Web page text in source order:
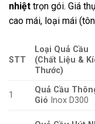
nhiệt trọn gói. Giá
cao mái, loại mái
STT
Loại Quả Cầu
(Chất Liệu &
Thước)
1
Quả Cầu
Gió Inox D300